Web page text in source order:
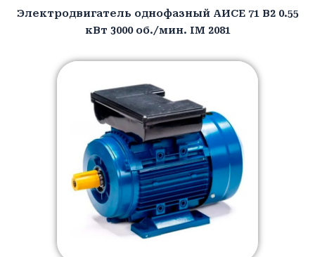
Электродвигатель однофазный АИCЕ 71 B2 0.55
кВт 3000 об./мин. IM 2081